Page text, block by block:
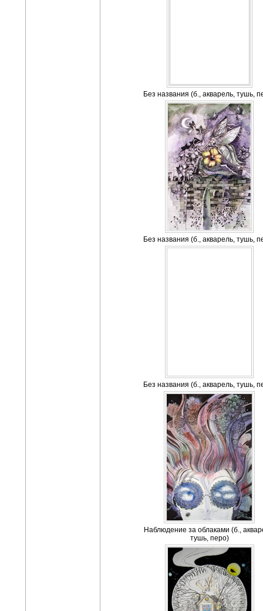
Без названия (б., акварель, тушь,
Без названия (б., акварель, тушь,
Без названия (б., акварель, тушь,
Наблюдение за облаками (б.,
тушь, перо)